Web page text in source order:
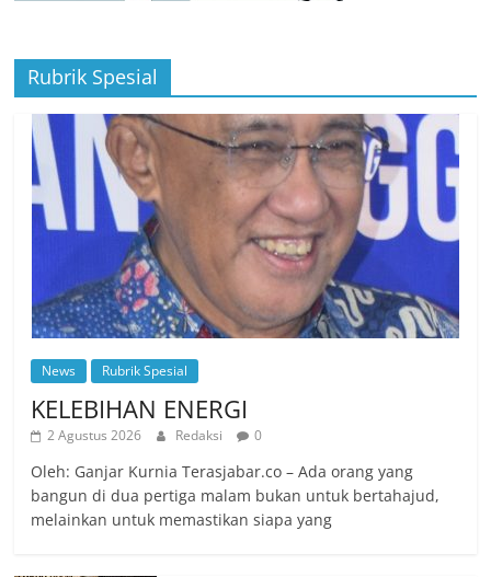
Rubrik Spesial
News Rubrik Spesial
KELEBIHAN ENERGI
2 Agustus 2026 Redaksi 0
Oleh: Ganjar Kurnia Terasjabar.co – Ada orang yang
bangun di dua pertiga malam bukan untuk bertahajud,
melainkan untuk memastikan siapa yang